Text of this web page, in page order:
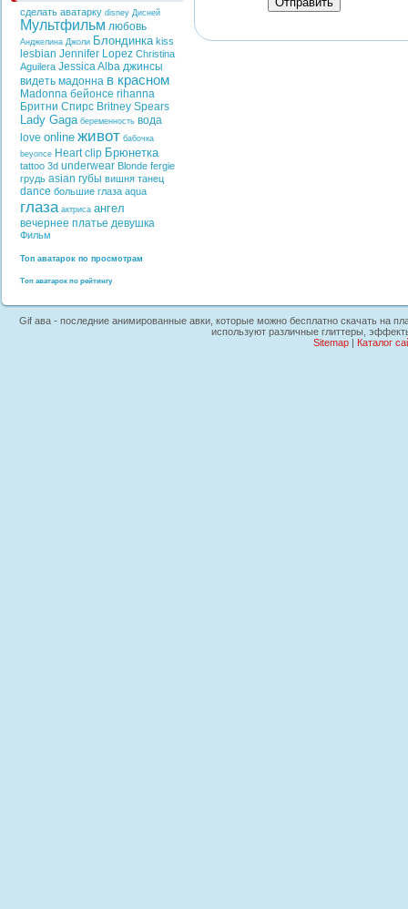
сделать аватарку disney Дисней
Мультфильм любовь
Анджелина Джоли Блондинка kiss
lesbian Jennifer Lopez Christina
Aguilera Jessica Alba джинсы
видеть мадонна в красном
Madonna бейонсе rihanna
Бритни Спирс Britney Spears
Lady Gaga беременность вода
love online живот бабочка
beyonce Heart clip Брюнетка
tattoo 3d underwear Blonde fergie
грудь asian губы вишня танец
dance большие глаза aqua
глаза актриса ангел
вечернее платье девушка
Фильм
Топ аватарок по просмотрам
Топ аватарок по рейтингу
Gif ава - последние анимированные авки, которые можно бесплатно скачать на
используют различные глиттеры,
Sitemap| Каталог